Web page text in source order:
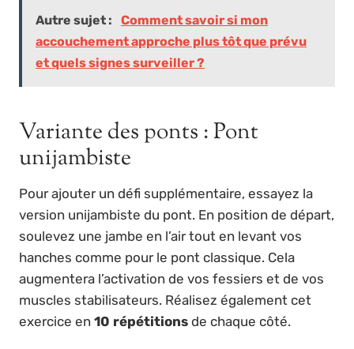
Autre sujet :
Comment savoir si mon
accouchement approche plus tôt que prévu
et quels signes surveiller ?
Variante des ponts : Pont
unijambiste
Pour ajouter un défi supplémentaire, essayez la
version unijambiste du pont. En position de départ,
soulevez une jambe en l’air tout en levant vos
hanches comme pour le pont classique. Cela
augmentera l’activation de vos fessiers et de vos
muscles stabilisateurs. Réalisez également cet
exercice en 10 répétitions de chaque côté.